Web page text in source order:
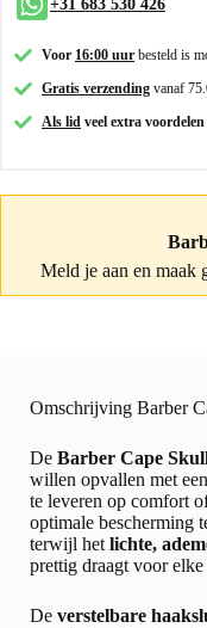
+31 683 530 426
Voor 16:00 uur besteld is
Gratis verzending vanaf
Als lid veel extra voordelen
Meld je aan en maak
Omschrijving Barber
De Barber Cape
willen opvallen met een
te leveren op comfort
optimale bescherming
terwijl het lichte,
prettig draagt voor
De verstelbare